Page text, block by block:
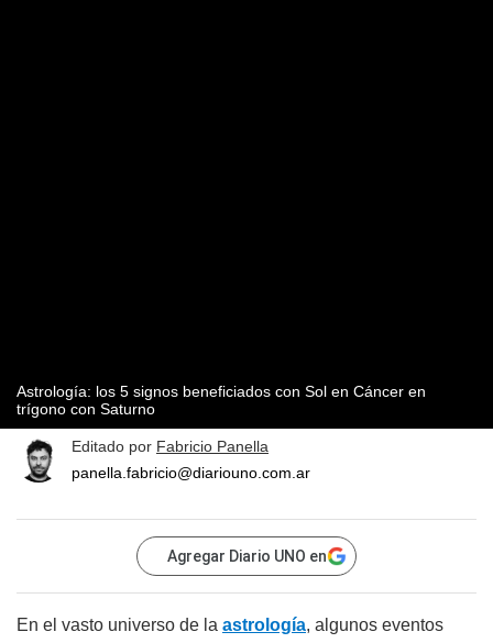
Astrología: los 5 signos beneficiados con Sol en Cáncer en
trígono con Saturno
Editado por Fabricio Panella
panella.fabricio@diariouno.com.ar
Agregar Diario UNO en
En el vasto universo de la astrología, algunos eventos